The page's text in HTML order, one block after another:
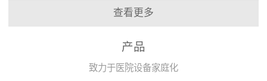
查看更多
产品
致力于医院设备家庭化